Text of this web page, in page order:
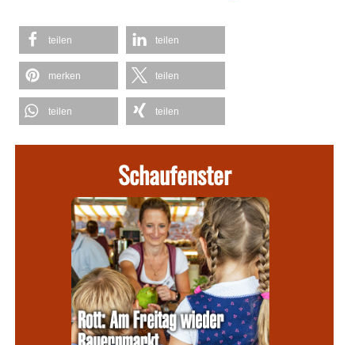
teilen teilen
merken teilen
teilen teilen
Schaufenster